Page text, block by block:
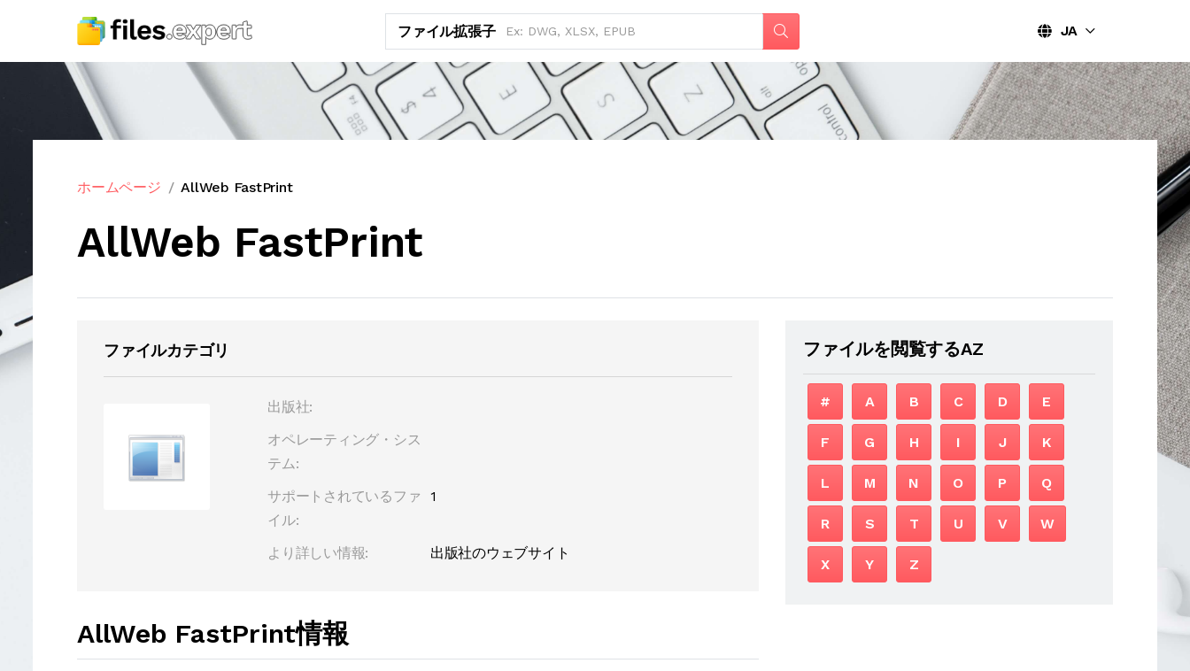
ファイル拡張子 JA
ホームページ AllWeb FastPrint
AllWeb FastPrint
ファイルカテゴリ
出版社:
オペレーティング・シス
テム:
サポートされているファ
イル:
1
より詳しい情報: 出版社のウェブサイト
AllWeb FastPrint情報
ファイルを閲覧するAZ
# A B C D E
F G H I J K
L M N O P Q
R S T U V W
X Y Z